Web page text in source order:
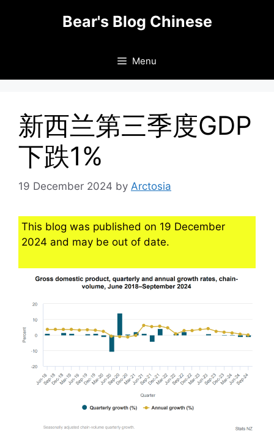
Bear's Blog Chinese
Menu
新西兰第三季度GDP
下跌1%
19 December 2024 by Arctosia
This blog was published on 19 December
2024 and may be out of date.